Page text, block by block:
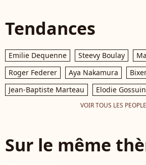
Tendances
Emilie Dequenne Steevy Boulay
Roger Federer
Aya Nakamura
Jean-Baptiste Marteau
Elodie Gossuin
VOIR TOUS LES PEOPLE
Sur le même